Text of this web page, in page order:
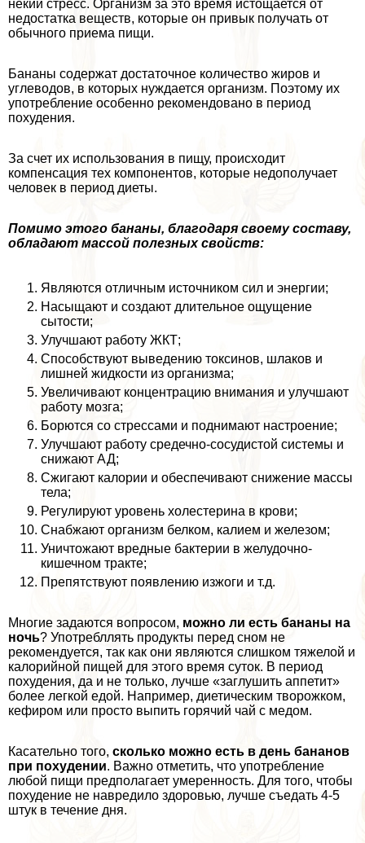
некий стресс. Организм за это время истощается от
недостатка веществ, которые он привык получать от
обычного приема пищи.
Бананы содержат достаточное количество жиров и
углеводов, в которых нуждается организм. Поэтому их
употрeбление особенно рекомендовано в период
похудения.
За счет их использования в пищу, происходит
компенсация тех компонентов, которые недополучает
человек в период диеты.
Помимо этого бананы, благодаря своему составу,
обладают массой полезных свойств:
Являются отличным источником сил и энергии;
Насыщают и создают длительное ощущение
сытости;
Улучшают работу ЖКТ;
Способствуют выведению токсинов, шлаков и
лишней жидкости из организма;
Увеличивают концентрацию внимания и улучшают
работу мозга;
Борются со стрессами и поднимают настроение;
Улучшают работу средечно-сосудистой системы и
снижают АД;
Сжигают калории и обеспечивают снижение массы
тела;
Регулируют уровень холестерина в крови;
Снабжают организм белком, калием и железом;
Уничтожают вредные бактерии в желудочно-
кишечном тpaкте;
Препятствуют появлению изжоги и т.д.
Многие задаются вопросом, можно ли есть бананы на
ночь? Употрeбллять продукты перед сном не
рекомендуется, так как они являются слишком тяжелой и
калорийной пищей для этого время суток. В период
похудения, да и не только, лучше «заглушить аппетит»
более легкой едой. Например, диетическим творожком,
кефиром или просто выпить горячий чай с медом.
Касательно того, сколько можно есть в день бананов
при похудении. Важно отметить, что употрeбление
любой пищи предполагает умеренность. Для того, чтобы
похудение не навредило здоровью, лучше съедать 4-5
штук в течение дня.